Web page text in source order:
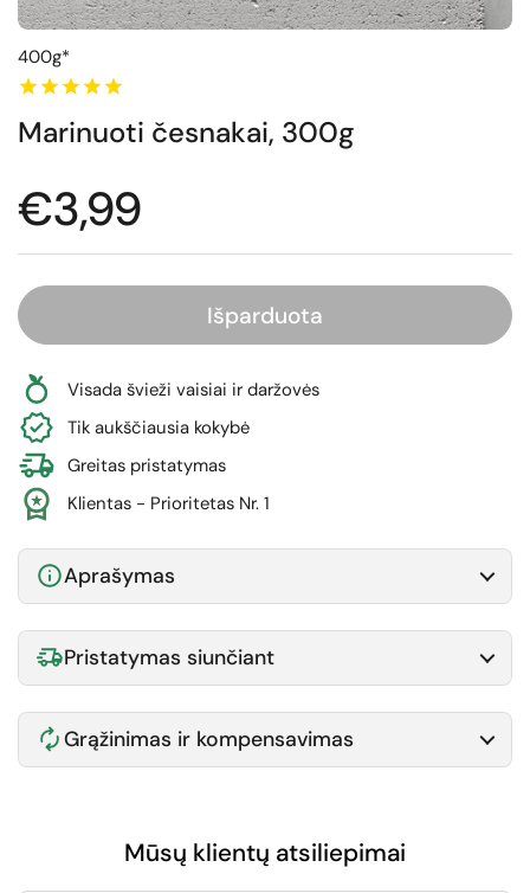
400g*
Marinuoti česnakai, 300g
Normali kaina
€3,99
Išparduota
Visada švieži vaisiai ir daržovės
Tik aukščiausia kokybė
Greitas pristatymas
Klientas - Prioritetas Nr. 1
Aprašymas
Pristatymas siunčiant
Grąžinimas ir kompensavimas
Mūsų klientų atsiliepimai